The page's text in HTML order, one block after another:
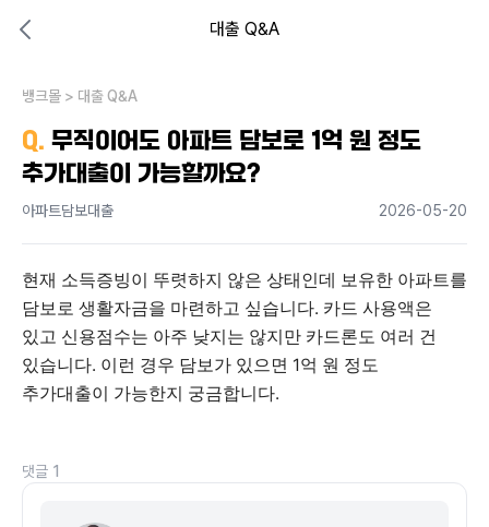
대출 Q&A
내 상황엔 어떤 방법이 있을까?
뱅크몰 > 대출 Q&A
Q. 무직이어도 아파트 담보로 1억 원 정도
추가대출이 가능할까요?
아파트담보대출 2026-05-20
현재 소득증빙이 뚜렷하지 않은 상태인데 보유한 아파트를
담보로 생활자금을 마련하고 싶습니다. 카드 사용액은
있고 신용점수는 아주 낮지는 않지만 카드론도 여러 건
있습니다. 이런 경우 담보가 있으면 1억 원 정도
추가대출이 가능한지 궁금합니다.
댓글 1